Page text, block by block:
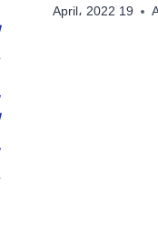
19 April، 2022